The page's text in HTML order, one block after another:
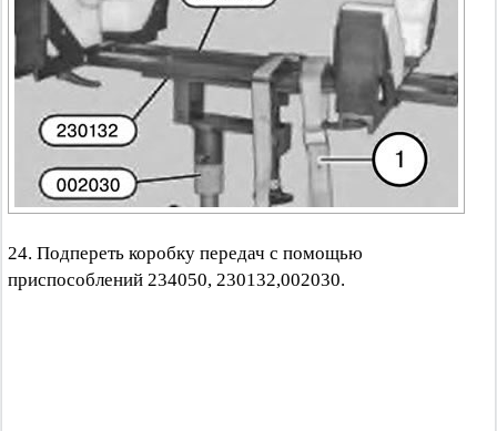
24. Подпереть коробку передач с помощью
приспособлений 234050, 230132,002030.